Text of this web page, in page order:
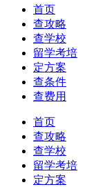
首页
查攻略
查学校
留学考培
定方案
查条件
查费用
首页
查攻略
查学校
留学考培
定方案